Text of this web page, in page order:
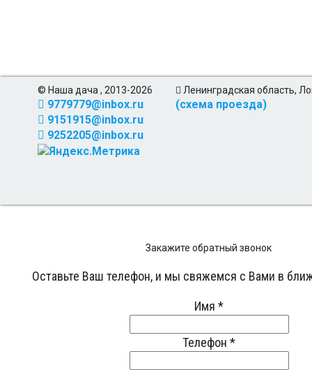
© Наша дача , 2013-2026
9779779@inbox.ru
9151915@inbox.ru
9252205@inbox.ru
Ленинградская область,
(схема проезда)
Закажите обратный звонок
Оставьте Ваш телефон, и мы свяжемся с Вами в
Имя *
Телефон *